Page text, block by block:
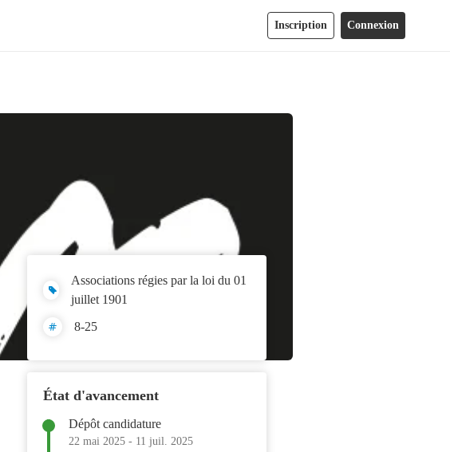
Inscription Connexion
Associations régies par la loi du 01
juillet 1901
8-25
État d'avancement
Dépôt candidature
22 mai 2025 - 11 juil. 2025